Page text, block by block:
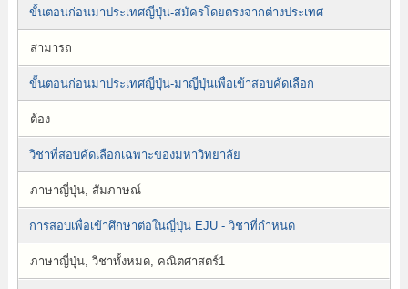
ขั้นตอนก่อนมาประเทศญี่ปุ่น-สมัครโดยตรงจากต่างประเทศ
สามารถ
ขั้นตอนก่อนมาประเทศญี่ปุ่น-มาญี่ปุ่นเพื่อเข้าสอบคัดเลือก
ต้อง
วิชาที่สอบคัดเลือกเฉพาะของมหาวิทยาลัย
ภาษาญี่ปุ่น, สัมภาษณ์
การสอบเพื่อเข้าศึกษาต่อในญี่ปุ่น EJU - วิชาที่กำหนด
ภาษาญี่ปุ่น, วิชาทั้งหมด, คณิตศาสตร์1